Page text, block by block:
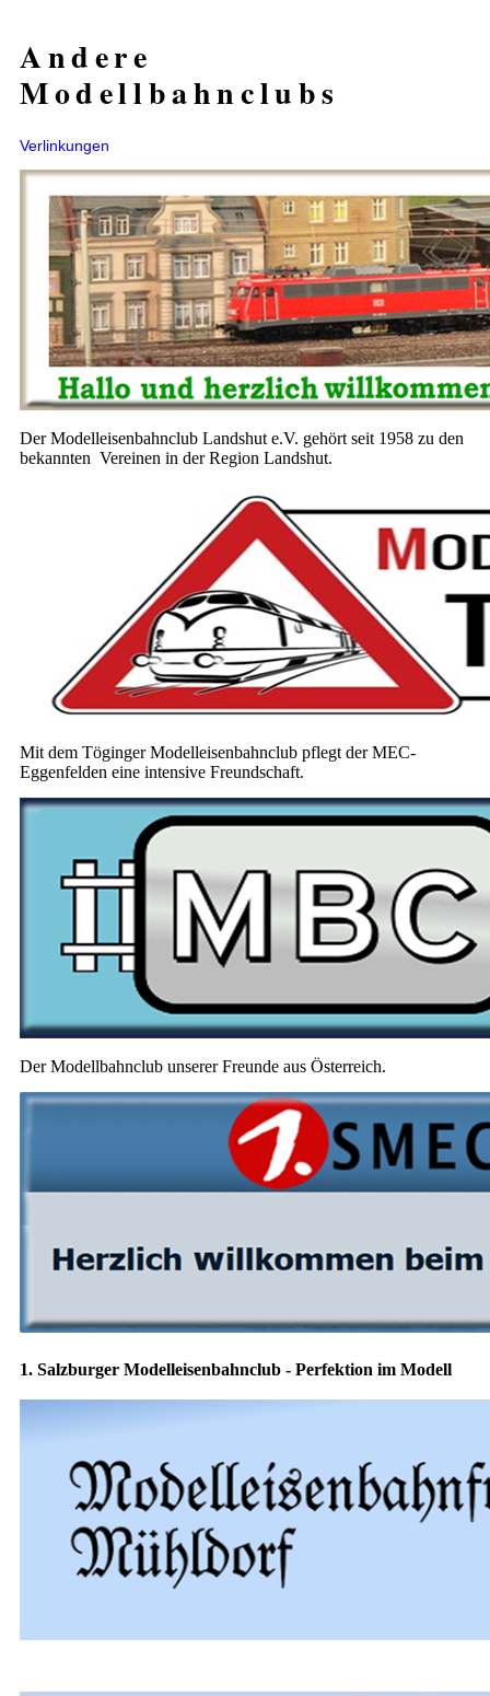
Andere
Modellbahnclubs
Verlinkungen
Der Modelleisenbahnclub Landshut e.V. gehört seit 1958 zu den
bekannten Vereinen in der Region Landshut.
Mit dem Töginger Modelleisenbahnclub pflegt der MEC-
Eggenfelden eine intensive Freundschaft.
Der Modellbahnclub unserer Freunde aus Österreich.
1. Salzburger Modelleisenbahnclub - Perfektion im Modell